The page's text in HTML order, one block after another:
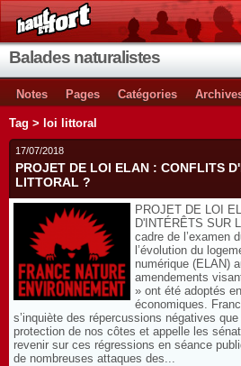
Balades naturalistes
Notes Pages Catégories
Tag > loi littoral
17/07/2018
PROJET DE LOI ELAN : CONFLITS
LITTORAL ?
PROJET DE LOI
D'INTÉRÊTS SUR
cadre de l’examen
l’évolution du
numérique (ELAN)
amendements
» ont été adoptés
économiques.
s’inquiète des répercussions négatives
protection de nos côtes et appelle les
revenir sur ces régressions en séance
de nombreuses attaques des...